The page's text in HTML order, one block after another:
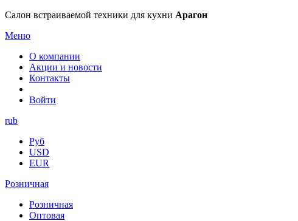
Салон встраиваемой техники для кухни Арагон
Меню
О компании
Акции и новости
Контакты
Войти
rub
Руб
USD
EUR
Розничная
Розничная
Оптовая